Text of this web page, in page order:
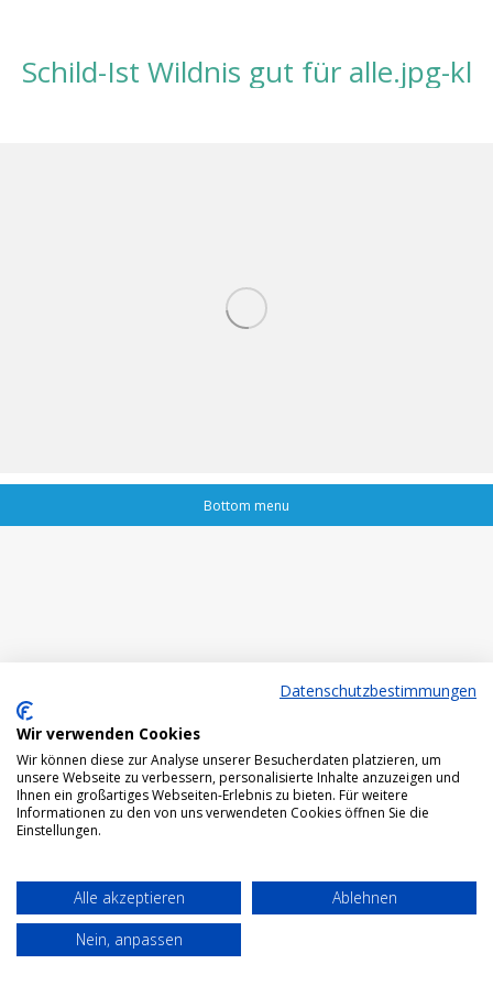
Schild-Ist Wildnis gut für alle.jpg-kl
Bottom menu
Datenschutzbestimmungen
Wir verwenden Cookies
Wir können diese zur Analyse unserer Besucherdaten platzieren, um
unsere Webseite zu verbessern, personalisierte Inhalte anzuzeigen und
Ihnen ein großartiges Webseiten-Erlebnis zu bieten. Für weitere
Informationen zu den von uns verwendeten Cookies öffnen Sie die
Einstellungen.
Alle akzeptieren
Ablehnen
Nein, anpassen